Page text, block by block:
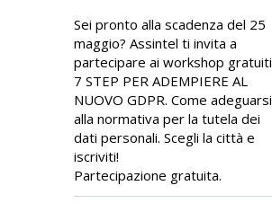
Sei pronto alla scadenza del 25
maggio? Assintel ti invita a
partecipare ai workshop gratuiti
7 STEP PER ADEMPIERE AL
NUOVO GDPR. Come adeguarsi
alla normativa per la tutela dei
dati personali. Scegli la città e
iscriviti!
Partecipazione gratuita.